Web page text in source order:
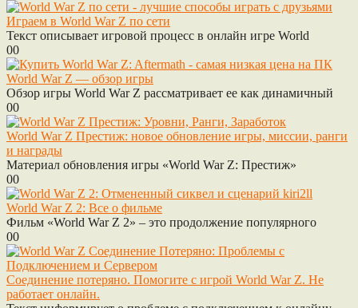
Играем в World War Z по сети
Текст описывает игровой процесс в онлайн игре World
00
World War Z — обзор игры
Обзор игры World War Z рассматривает ее как динамичный
00
World War Z Престиж: новое обновление игры, миссии, ранги
и награды
Материал обновления игры «World War Z: Престиж»
00
World War Z 2: Все о фильме
Фильм «World War Z 2» – это продолжение популярного
00
Соединение потеряно. Помогите с игрой World War Z. Не
работает онлайн.